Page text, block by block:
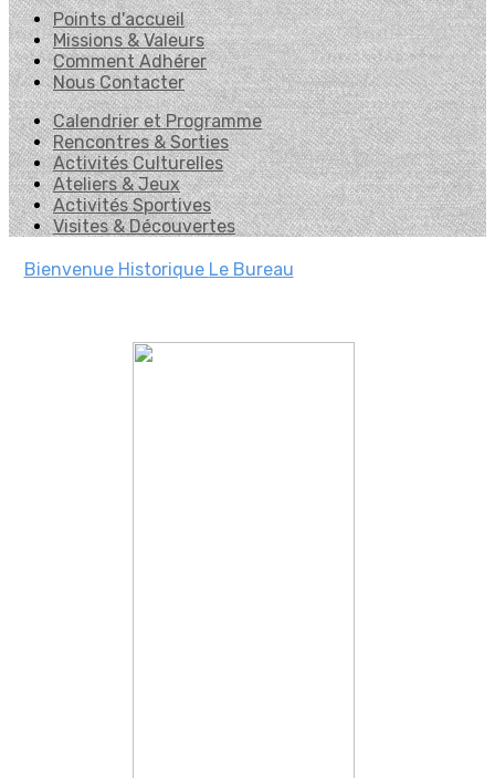
Points d'accueil
Missions & Valeurs
Comment Adhérer
Nous Contacter
Calendrier et Programme
Rencontres & Sorties
Activités Culturelles
Ateliers & Jeux
Activités Sportives
Visites & Découvertes
Bienvenue Historique Le Bureau